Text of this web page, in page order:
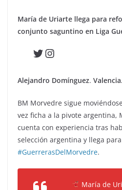
María de Uriarte llega para
conjunto saguntino en Liga
Twitter
Instagram
Alejandro Domínguez.
BM Morvedre sigue
vez ficha a la pivote argentina,
cuenta con experiencia tras
selección argentina y llega
#GuerrerasDelMorvedre.
María de